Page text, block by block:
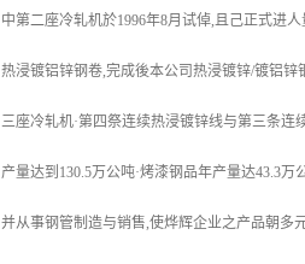
中第二座冷轧机於1996年8月试倬,且己正式进
热浸镀铝锌钢卷,完成後本公司热浸镀锌/镀铝锌
三座冷轧机·第四祭连续热浸镀锌线与第三条连
产量达到130.5万公吨·烤漆钢品年产量达43.3
并从事钢管制造与销售,使烨辉企业之产品朝多